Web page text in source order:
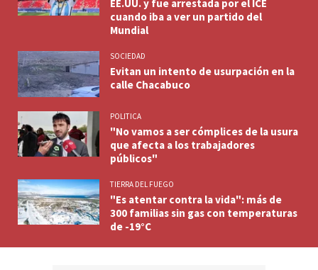
EE.UU. y fue arrestada por el ICE
cuando iba a ver un partido del
Mundial
SOCIEDAD
Evitan un intento de usurpación en la
calle Chacabuco
POLITICA
"No vamos a ser cómplices de la usura
que afecta a los trabajadores
públicos"
TIERRA DEL FUEGO
"Es atentar contra la vida": más de
300 familias sin gas con temperaturas
de -19°C